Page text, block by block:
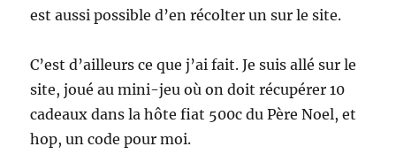
est aussi possible d’en récolter un sur le site.
C’est d’ailleurs ce que j’ai fait. Je suis allé sur le
site, joué au mini-jeu où on doit récupérer 10
cadeaux dans la hôte fiat 500c du Père Noel, et
hop, un code pour moi.